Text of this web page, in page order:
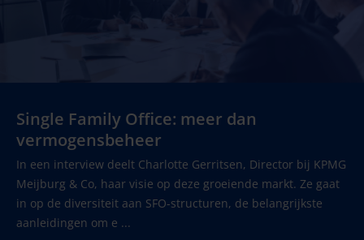
Single Family Office: meer dan
vermogensbeheer
In een interview deelt Charlotte Gerritsen, Director bij KPMG
Meijburg & Co, haar visie op deze groeiende markt. Ze gaat
in op de diversiteit aan SFO-structuren, de belangrijkste
aanleidingen om e ...